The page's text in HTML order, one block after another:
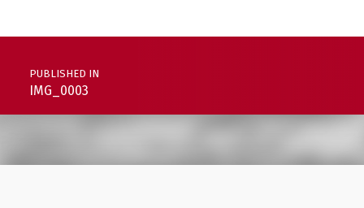
Post navigation
PUBLISHED IN
IMG_0003